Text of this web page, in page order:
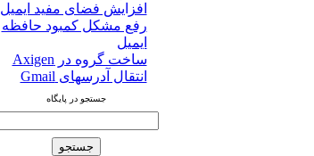
افزایش فضای مفید ایمیل
رفع مشکل کمبود حافظه
ایمیل
ساخت گروه در Axigen
انتقال آدرسهای Gmail
جستجو در پایگاه